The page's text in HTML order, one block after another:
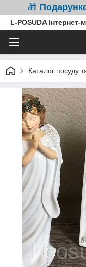
🎁
L-POSUDA
Каталог посуду